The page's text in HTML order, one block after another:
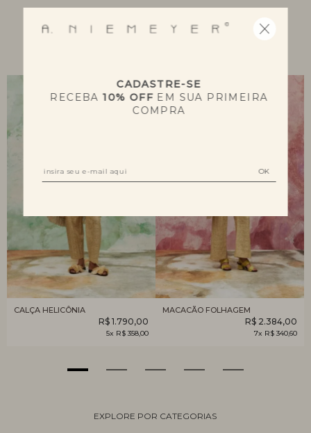
CALÇA HELICÔNIA
R$ 1.790,00
5x R$ 358,00
MACACÃO FOLHAGEM
R$ 2.384,00
7x R$ 340,60
EXPLORE POR CATEGORIAS
CADASTRE-SE
RECEBA10% OFFEM SUA PRIMEIRA
COMPRA